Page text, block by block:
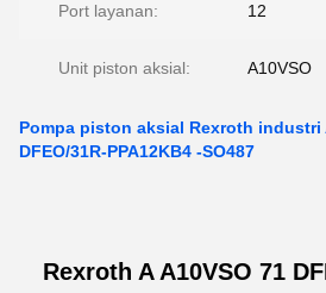
Port layanan: 12
Unit piston aksial: A10VSO
Pompa piston aksial Rexroth industri
DFEO/31R-PPA12KB4 -SO487
Rexroth A A10VSO 71